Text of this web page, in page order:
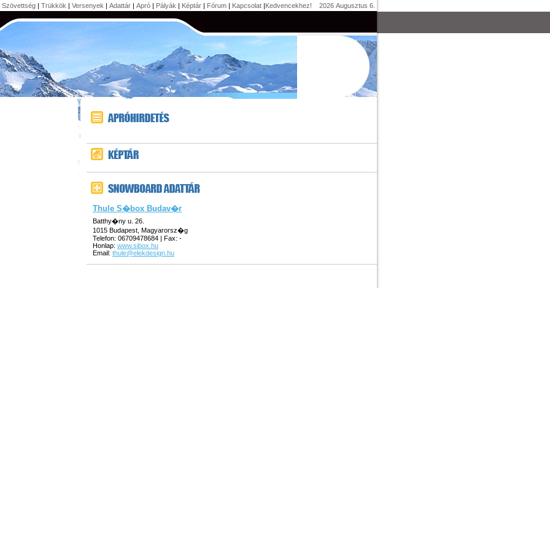
Szövettség | Trükkök | Versenyek | Adattár | Apró | Pályák | Képtár | Fórum | Kapcsolat |Kedvencekhez! 2026 Augusztus 6.
Thule S�box Budav�r
Batthy�ny u. 26.
1015 Budapest, Magyarorsz�g
Telefon: 06709478684 | Fax: -
Honlap: www.sibox.hu
Email: thule@elekdesign.hu